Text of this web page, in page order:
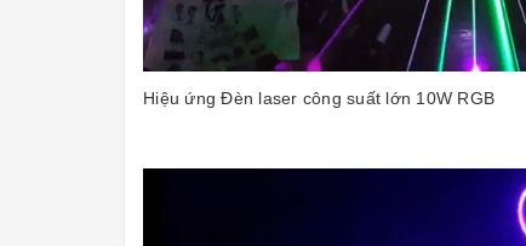
Hiệu ứng Đèn laser công suất lớn 10W RGB